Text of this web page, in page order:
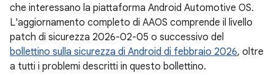
che interessano la piattaforma Android Automotive OS.
L'aggiornamento completo di AAOS comprende il livello
patch di sicurezza 2026-02-05 o successivo del
bollettino sulla sicurezza di Android di febbraio 2026, oltre
a tutti i problemi descritti in questo bollettino.